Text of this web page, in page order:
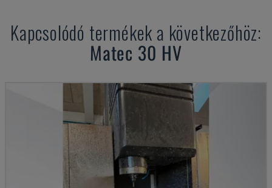
Kapcsolódó termékek a következőhöz:
Matec 30 HV